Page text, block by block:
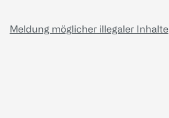
Meldung möglicher illegaler Inhalte